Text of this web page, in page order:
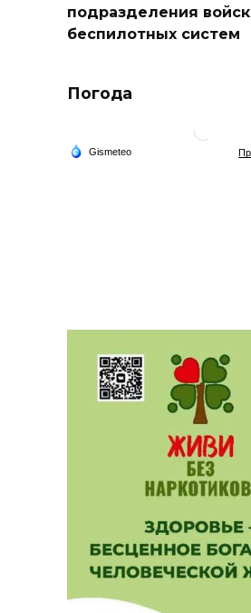
подразделения войск
беспилотных систем
Погода